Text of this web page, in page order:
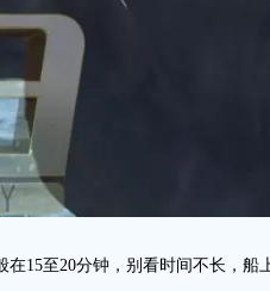
15至20分钟，别看时间不长，船